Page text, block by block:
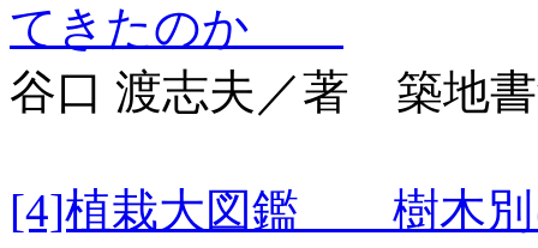
てきたのか
谷口 渡志夫／著 築地
[4]植栽大図鑑 樹木